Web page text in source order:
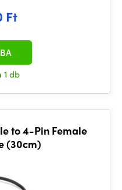
Ft
1 db
to 4-Pin Female
(30cm)